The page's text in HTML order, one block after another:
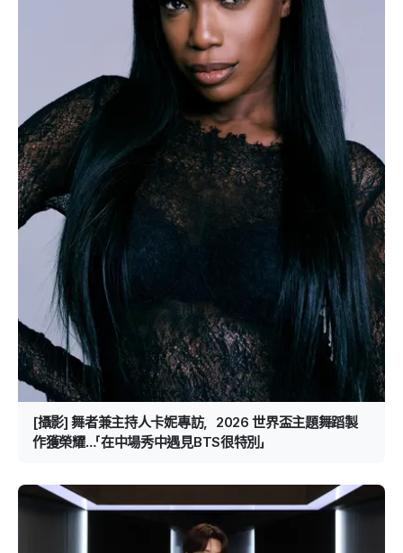
[攝影] 舞者兼主持人卡妮專訪，2026 世界盃主題舞蹈製
作獲榮耀…「在中場秀中遇見BTS很特別」